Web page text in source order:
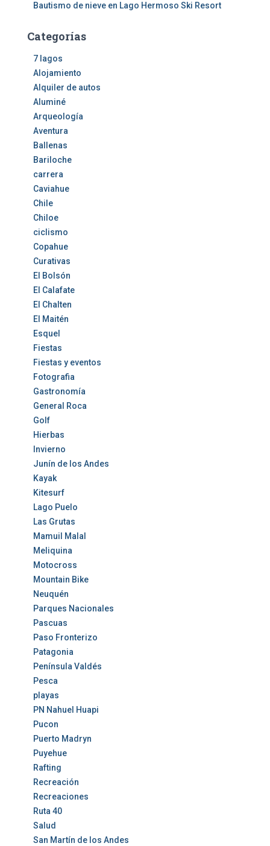
Bautismo de nieve en Lago Hermoso Ski Resort
Categorías
7 lagos
Alojamiento
Alquiler de autos
Aluminé
Arqueología
Aventura
Ballenas
Bariloche
carrera
Caviahue
Chile
Chiloe
ciclismo
Copahue
Curativas
El Bolsón
El Calafate
El Chalten
El Maitén
Esquel
Fiestas
Fiestas y eventos
Fotografia
Gastronomía
General Roca
Golf
Hierbas
Invierno
Junín de los Andes
Kayak
Kitesurf
Lago Puelo
Las Grutas
Mamuil Malal
Meliquina
Motocross
Mountain Bike
Neuquén
Parques Nacionales
Pascuas
Paso Fronterizo
Patagonia
Península Valdés
Pesca
playas
PN Nahuel Huapi
Pucon
Puerto Madryn
Puyehue
Rafting
Recreación
Recreaciones
Ruta 40
Salud
San Martín de los Andes